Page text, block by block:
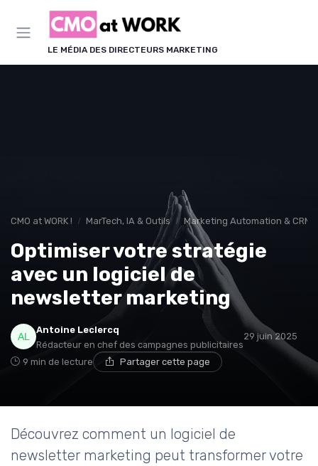
LE MÉDIA DES DIRECTEURS MARKETING
CMO at WORK ! MarTech, IA & Outils Marketing Automation & CRM
Optimiser votre stratégie
avec un logiciel de
newsletter marketing
Antoine Leclercq
Rédacteur en chef des campagnes publicitaires
29 juin 2025
9 min de lecture Partager cette page
Découvrez comment un logiciel de
newsletter marketing peut transformer votre
Panneau de gestion des cookies